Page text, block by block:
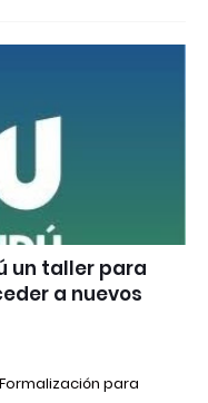
un taller para
a nuevos
para